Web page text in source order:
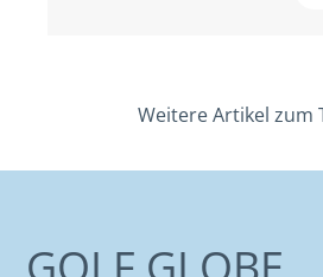
Weitere Artikel zum